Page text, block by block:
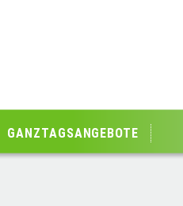
GANZTAGSANGEBOTE